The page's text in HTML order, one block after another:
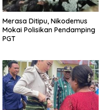
Merasa Ditipu, Nikodemus
Mokai Polisikan Pendamping
PGT